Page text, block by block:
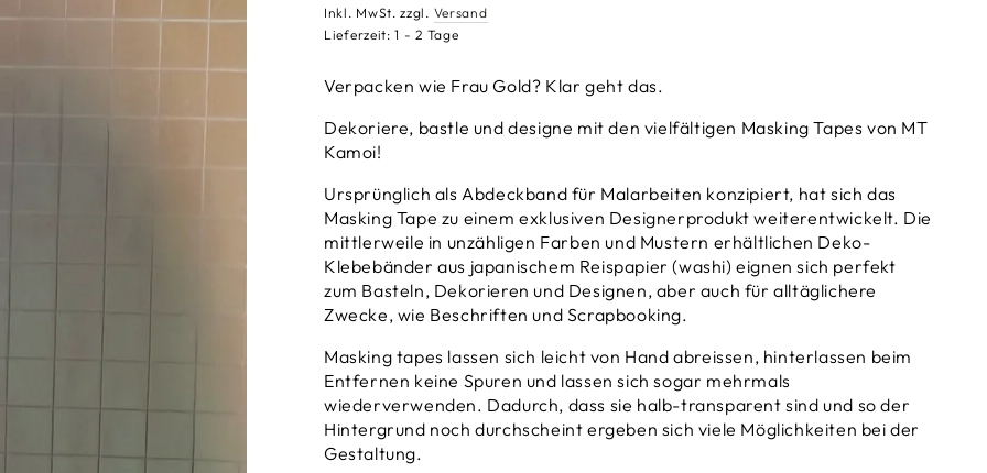
Inkl. MwSt. zzgl. Versand
Lieferzeit: 1 - 2 Tage
Verpacken wie Frau Gold? Klar geht das.
Dekoriere, bastle und designe mit den vielfältigen Masking Tapes von MT
Kamoi!
Ursprünglich als Abdeckband für Malarbeiten konzipiert, hat sich das
Masking Tape zu einem exklusiven Designerprodukt weiterentwickelt. Die
mittlerweile in unzähligen Farben und Mustern erhältlichen Deko-
Klebebänder aus japanischem Reispapier (washi) eignen sich perfekt
zum Basteln, Dekorieren und Designen, aber auch für alltäglichere
Zwecke, wie Beschriften und Scrapbooking.
Masking tapes lassen sich leicht von Hand abreissen, hinterlassen beim
Entfernen keine Spuren und lassen sich sogar mehrmals
wiederverwenden. Dadurch, dass sie halb-transparent sind und so der
Hintergrund noch durchscheint ergeben sich viele Möglichkeiten bei der
Gestaltung.